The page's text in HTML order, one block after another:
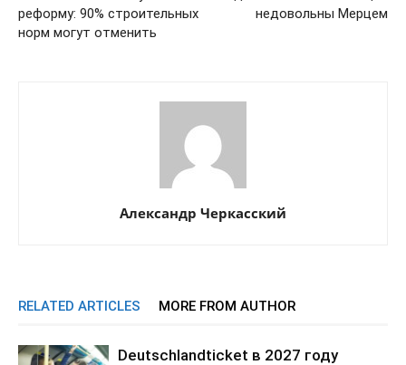
реформу: 90% строительных
норм могут отменить
недовольны Мерцем
Александр Черкасский
RELATED ARTICLES MORE FROM AUTHOR
Deutschlandticket в 2027 году